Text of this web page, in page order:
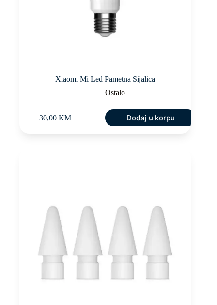
Xiaomi Mi Led Pametna Sijalica
Ostalo
30,00 KM Dodaj u korpu